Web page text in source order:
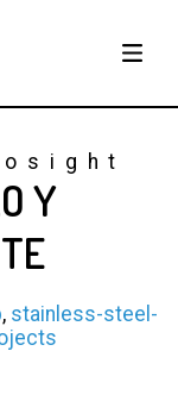
Y
, stainless-steel-